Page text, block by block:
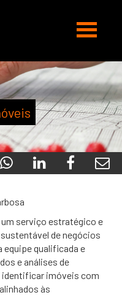
Abrir
serviço estratégico e
de negócios
equipe qualificada e
e análises de
imóveis com
às